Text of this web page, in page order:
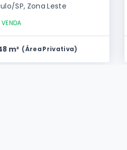
SP, Zona Leste
VENDA
m² (Área Privativa)